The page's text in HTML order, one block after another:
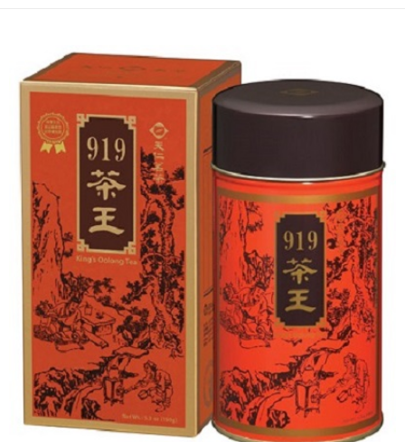
消。如遇「轉專審核」未通過狀況，表示未達大哥付你分期系統評分，恕無
法說明評估內容。
【繳款方式說明】
1.分期款項不併入電信帳單，「大哥付你分期」於每月結算日後寄送繳費提
醒簡訊。
2.透過簡訊連結打開帳單後，可選擇「超商條碼／台灣大直營門市／銀行轉
帳／街口支付／iPASS MONEY」等通路繳費。
【注意事項】
1.本服務係由「台灣大哥大股份有限公司」（以下簡稱本公司）所提供，讓
用戶於交易時，得透過本服務購買商品或服務，並由商店將買賣／分期付款
買賣價金債權讓與本公司後，依約使用本公司帳單繳交帳款。
2.基於同意付款使用「大哥付你分期」之契約關係目的，商店將以您的個人
資料（包含姓名、電話或地址）提供予台灣大哥大進項蒐集、處理及利用，
由本公司與您本人進行分期帳單所需資料之確認、核對及更正。
3.完整用戶服務條款，請詳閱以下連結： https://oppay.tw/userRule
２．便利：只要手機號碼，簡訊認證，即可結帳。
３．安心：先確認商品／服務後，再付款。
１．於結帳方式選擇「AFTEE先享後付」後，將跳轉至「AFTEE先享後付」
結帳頁面，進行簡訊認證並確認金額後，即可完成結帳。
２．訂單成立數日內，您將收到繳費通知簡訊。
３．收到繳費通知簡訊後14天內，點擊此簡訊中的連結，可透過四大超商／
ATM／網路銀行／等多元方式進行付款，方視為交易完成。
※ 請注意：結帳手續完成當下不需立刻繳費，但若您需要取消訂單，請聯絡
購買商品的店家。未經商家同意取消之訂單仍視為有效，需透過AFTEE先享
後付繳納相關費用。
※ 交易是否成功請以「AFTEE先享後付 」之結帳頁面顯示為準，若有關於
是否繳費成功／繳費後需取消欲退款等相關疑問，請聯繫「AFTEE先享後付
客戶支援中心」https://netprotections.freshdesk.com/support/home
【注意事項】
１．透過由恩沛科技股份有限公司提供之「AFTEE先享後付」服務完成之交
易，需依本服務之必要範圍內提供個人資料，並將交易相關給付款項請求債
權轉讓予恩沛科技股份有限公司。
２．關於個人資料處理事宜，請瀏覽以下網址：
https://aftee.tw/terms/#terms3
３．未成年的使用者請事先徵得法定代理人或監護人之同意方可使用
「AFTEE先享後付」，若未經同意申辦者引起之損失，本公司不負相關責
運送方式
付款後全家取貨
每筆NT$70，滿NT$1,000(含以上)免運費
付款後7-11取貨
每筆NT$70，滿NT$1,000(含以上)免運費
宅配
每筆NT$100，滿NT$1,200(含以上)免運費
京站台北店客服中心(1F星巴克旁) 即日起不提供京站紙袋，取件時
請自備購物袋，若需購買紙袋可現場詢問
免運費